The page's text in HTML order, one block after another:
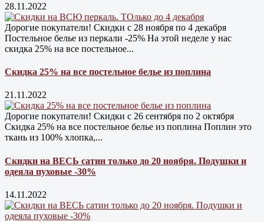
28.11.2022
Дорогие покупатели! Скидки с 28 ноября по 4 декабря
Постельное белье из перкали -25% На этой неделе у нас
скидка 25% на все постельное...
Скидка 25% на все постельное белье из поплина
21.11.2022
Дорогие покупатели! Скидки с 26 сентября по 2 октября
Скидка 25% на все постельное белье из поплина Поплин это
ткань из 100% хлопка,...
Скидки на ВЕСЬ сатин только до 20 ноября. Подушки и
одеяла пуховые -30%
14.11.2022